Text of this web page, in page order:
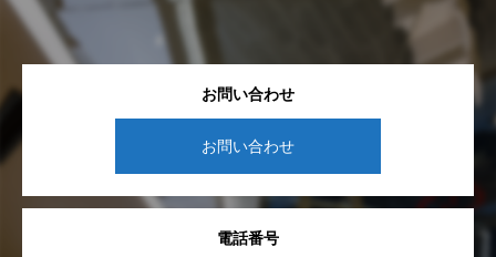
お問い合わせ
お問い合わせ
電話番号